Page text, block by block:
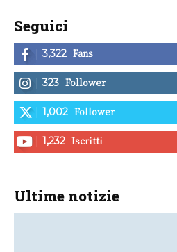
Seguici
3,322 Fans
323 Follower
1,002 Follower
1,232 Iscritti
Ultime notizie